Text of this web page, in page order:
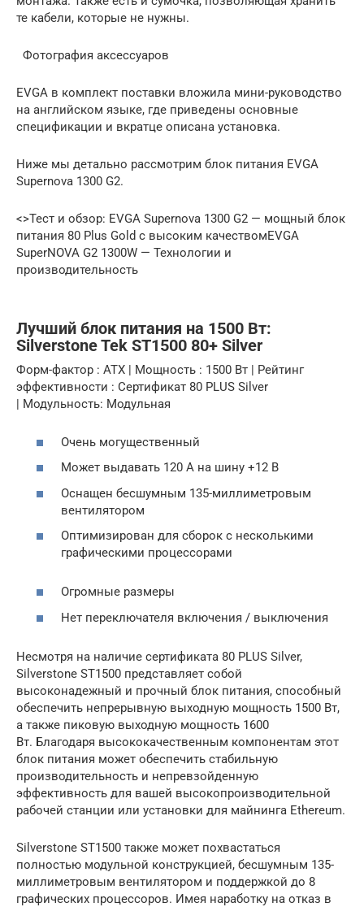
те кабели, которые не нужны.
Фотография аксессуаров
EVGA в комплект поставки вложила мини-руководство
на английском языке, где приведены основные
спецификации и вкратце описана установка.
Ниже мы детально рассмотрим блок питания EVGA
Supernova 1300 G2.
<>Тест и обзор: EVGA Supernova 1300 G2 — мощный блок
питания 80 Plus Gold с высоким качествомEVGA
SuperNOVA G2 1300W — Технологии и
производительность
Лучший блок питания на 1500 Вт:
Silverstone Tek ST1500 80+ Silver
Форм-фактор : ATX | Мощность : 1500 Вт | Рейтинг
эффективности : Сертификат 80 PLUS Silver
| Модульность: Модульная
Очень могущественный
Может выдавать 120 А на шину +12 В
Оснащен бесшумным 135-миллиметровым
вентилятором
Оптимизирован для сборок с несколькими
графическими процессорами
Огромные размеры
Нет переключателя включения / выключения
Несмотря на наличие сертификата 80 PLUS Silver,
Silverstone ST1500 представляет собой
высоконадежный и прочный блок питания, способный
обеспечить непрерывную выходную мощность 1500 Вт,
а также пиковую выходную мощность 1600
Вт. Благодаря высококачественным компонентам этот
блок питания может обеспечить стабильную
производительность и непревзойденную
эффективность для вашей высокопроизводительной
рабочей станции или установки для майнинга Ethereum.
Silverstone ST1500 также может похвастаться
полностью модульной конструкцией, бесшумным 135-
миллиметровым вентилятором и поддержкой до 8
графических процессоров. Имея наработку на отказ в